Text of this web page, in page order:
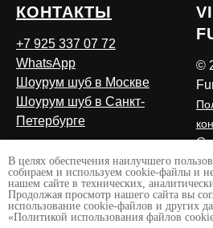
В целях обеспечения наилучшего
собираем и используем cookie-файлы и
нашем сайте в технических,
Продолжая просмотр нашего сайта вы
использование cookie-файлов и других
«Политикой использования файлов
КОНТАКТЫ
+7 925 337 07 72
WhatsApp
Шоурум шуб в Москве
Шоурум шуб в Санкт-
Петербурге
©